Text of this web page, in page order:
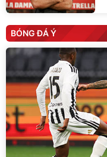
BÓNG ĐÁ Ý